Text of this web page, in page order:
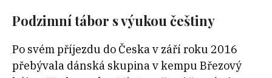
Podzimní tábor s výukou češtiny
Po svém příjezdu do Česka v září roku 2016
přebývala dánská skupina v kempu Březový